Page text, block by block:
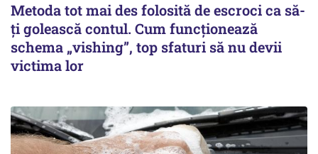
Metoda tot mai des folosită de escroci ca să-
ți golească contul. Cum funcționează
schema „vishing”, top sfaturi să nu devii
victima lor